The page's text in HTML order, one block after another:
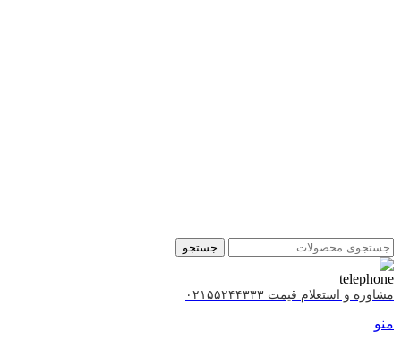
جستجو
مشاوره و استعلام قیمت ۰۲۱۵۵۲۴۴۳۳۳
منو